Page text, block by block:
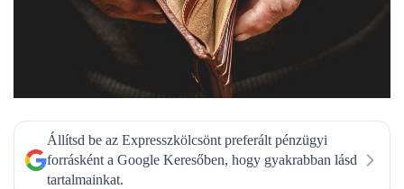
Állítsd be az Expresszkölcsönt preferált pénzügyi
forrásként a Google Keresőben, hogy gyakrabban lásd
tartalmainkat.